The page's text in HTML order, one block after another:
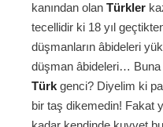
kanından olan Türkler
tecellidir ki 18 yıl
düşmanların âbideleri
düşman âbideleri… Buna
Türk genci? Diyelim ki
bir taş dikemedin! Fakat